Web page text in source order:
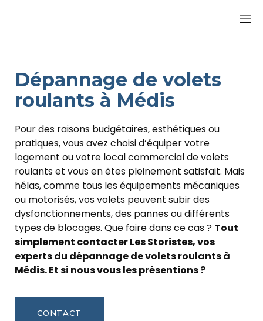
Dépannage de volets
roulants à Médis
Pour des raisons budgétaires, esthétiques ou
pratiques, vous avez choisi d’équiper votre
logement ou votre local commercial de volets
roulants et vous en êtes pleinement satisfait. Mais
hélas, comme tous les équipements mécaniques
ou motorisés, vos volets peuvent subir des
dysfonctionnements, des pannes ou différents
types de blocages. Que faire dans ce cas ? Tout
simplement contacter Les Storistes, vos
experts du dépannage de volets roulants à
Médis. Et si nous vous les présentions ?
CONTACT